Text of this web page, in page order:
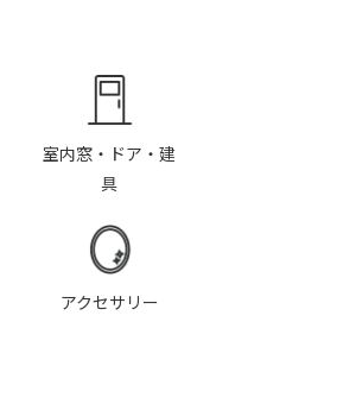
室内窓・ドア・建
具
アクセサリー